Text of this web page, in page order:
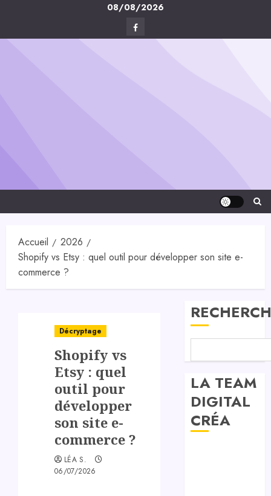
content
08/08/2026
Facebook
Accueil
2026
Shopify vs Etsy : quel outil pour développer son site e-
commerce ?
Décryptage
Shopify vs
Etsy : quel
outil pour
développer
son site e-
commerce ?
LÉA S.
06/07/2026
LA TEAM
DIGITAL
CRÉA